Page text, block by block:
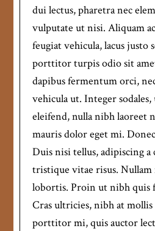
dui lectus, pharetra nec
vulputate ut nisi. Aliquam
feugiat vehicula, lacus justo
porttitor turpis odio sit
dapibus fermentum orci,
vehicula ut. Integer
eleifend, nulla nibh laoreet
mauris dolor eget mi.
Duis nisi tellus, adipiscing a
tristique vitae risus. Nullam
lobortis. Proin ut nibh quis
Cras ultricies, nibh at mollis
porttitor mi, quis auctor